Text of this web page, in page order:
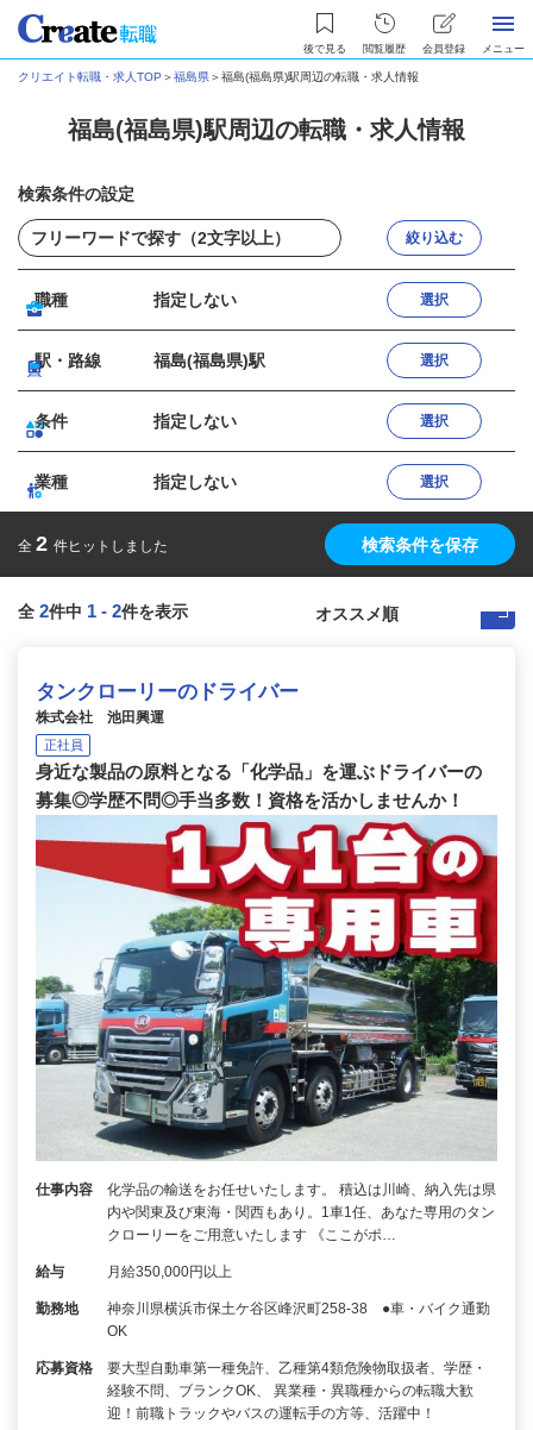
後で見る 閲覧履歴 会員登録 メニュー
クリエイト転職・求人TOP ＞福島県＞福島(福島県)駅周辺の転職・求人情報
福島(福島県)駅周辺の転職・求人情報
検索条件の設定
絞り込む
職種 指定しない 選択
駅・路線 福島(福島県)駅 選択
条件 指定しない 選択
業種 指定しない 選択
全 2 件ヒットしました 検索条件を保存
全 2件中 1 - 2件を表示
タンクローリーのドライバー
株式会社 池田興運
正社員
身近な製品の原料となる「化学品」を運ぶドライバーの
募集◎学歴不問◎手当多数！資格を活かしませんか！
仕事内容
化学品の輸送をお任せいたします。 積込は川崎、納入先は県
内や関東及び東海・関西もあり。1車1任、あなた専用のタン
クローリーをご用意いたします 《ここがポ…
給与 月給350,000円以上
勤務地
神奈川県横浜市保土ケ谷区峰沢町258-38 ●車・バイク通勤
OK
応募資格
要大型自動車第一種免許、乙種第4類危険物取扱者、学歴・
経験不問、ブランクOK、 異業種・異職種からの転職大歓
迎！前職トラックやバスの運転手の方等、活躍中！